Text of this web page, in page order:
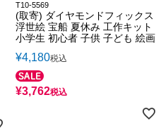
T10-5569
(取寄) ダイヤモンドフィックス
浮世絵 宝船 夏休み 工作キット
小学生 初心者 子供 子ども 絵画
¥4,180税込
¥3,762税込